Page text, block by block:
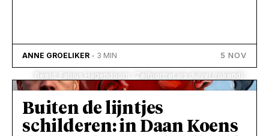
ANNE GROELIKER - 3 MIN 5 NOV
Beeld: Fabius Hagendoorn. 'Zelfportret als duivel (rokend)'
Buiten de lijntjes
schilderen: in Daan Koens